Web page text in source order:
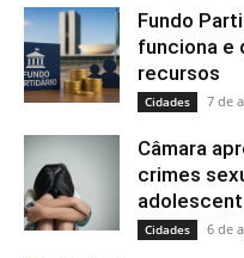
Fundo
funciona e
recursos
Cidades 7 de
Câmara
crimes
Cidades 6 de